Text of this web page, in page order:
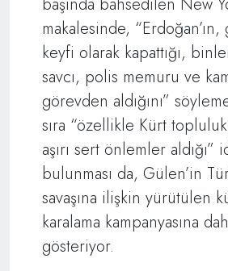
makalesinde,
keyfi olarak kapattığı,
savcı, polis memuru ve
görevden aldığını”
sıra “özellikle Kürt
aşırı sert önlemler aldığı”
bulunması da, Gülen’in
savaşına ilişkin yürütülen
karalama kampanyasına
gösteriyor.